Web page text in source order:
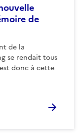
de
de la
se rendait tous
donc à cette